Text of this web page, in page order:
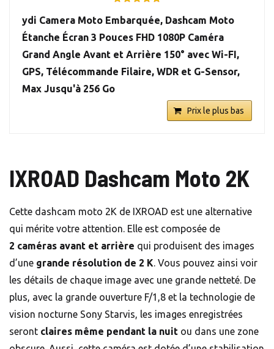
ydi Camera Moto Embarquée, Dashcam Moto
Étanche Écran 3 Pouces FHD 1080P Caméra
Grand Angle Avant et Arrière 150° avec Wi-FI,
GPS, Télécommande Filaire, WDR et G-Sensor,
Max Jusqu'à 256 Go
Prix le plus bas
IXROAD Dashcam Moto 2K
Cette dashcam moto 2K de IXROAD est une alternative
qui mérite votre attention. Elle est composée de
2 caméras avant et arrière qui produisent des images
d’une grande résolution de 2 K. Vous pouvez ainsi voir
les détails de chaque image avec une grande netteté. De
plus, avec la grande ouverture F/1,8 et la technologie de
vision nocturne Sony Starvis, les images enregistrées
seront claires même pendant la nuit ou dans une zone